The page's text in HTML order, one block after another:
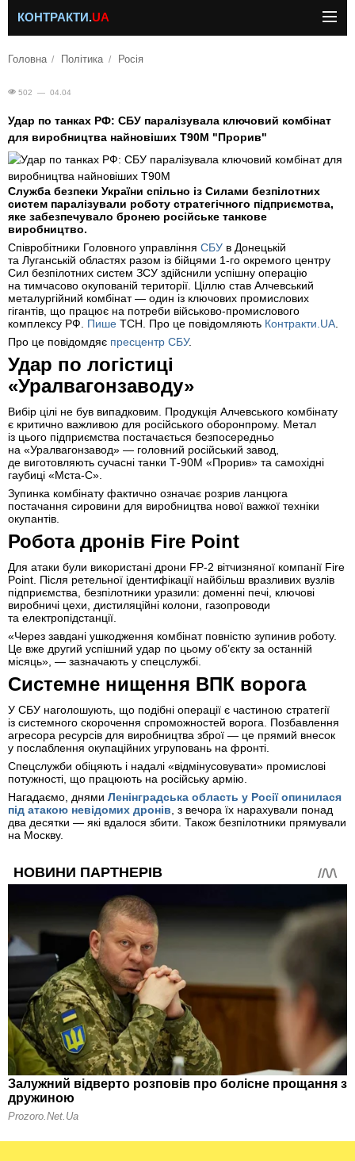
КОНТРАКТИ.UA
Головна Політика Росія
502 — 04.04
Удар по танках РФ: СБУ паралізувала ключовий комбінат
для виробництва найновіших Т90М "Прорив"
Служба безпеки України спільно із Силами безпілотних
систем паралізували роботу стратегічного підприємства,
яке забезпечувало бронею російське танкове
виробництво.
Співробітники Головного управління СБУ в Донецькій
та Луганській областях разом із бійцями 1-го окремого центру
Сил безпілотних систем ЗСУ здійснили успішну операцію
на тимчасово окупованій території. Ціллю став Алчевський
металургійний комбінат — один із ключових промислових
гігантів, що працює на потреби військово-промислового
комплексу РФ. Пише ТСН. Про це повідомляють Контракти.UA
Про це повідомдяє пресцентр СБУ.
Удар по логістиці
«Уралвагонзаводу»
Вибір цілі не був випадковим. Продукція Алчевського комбінату
є критично важливою для російського оборонпрому. Метал
із цього підприємства постачається безпосередньо
на «Уралвагонзавод» — головний російський завод,
де виготовляють сучасні танки Т-90М «Прорив» та самохідні
гаубиці «Мста-С».
Зупинка комбінату фактично означає розрив ланцюга
постачання сировини для виробництва нової важкої техніки
окупантів.
Робота дронів Fire Point
Для атаки були використані дрони FP-2 вітчизняної компанії Fire
Point. Після ретельної ідентифікації найбільш вразливих вузлів
підприємства, безпілотники уразили: доменні печі, ключові
виробничі цехи, дистиляційні колони, газопроводи
та електропідстанції.
«Через завдані ушкодження комбінат повністю зупинив роботу.
Це вже другий успішний удар по цьому об’єкту за останній
місяць», — зазначають у спецслужбі.
Системне нищення ВПК ворога
У СБУ наголошують, що подібні операції є частиною стратегії
із системного скорочення спроможностей ворога. Позбавлення
агресора ресурсів для виробництва зброї — це прямий внесок
у послаблення окупаційних угруповань на фронті.
Спецслужби обіцяють і надалі «відмінусовувати» промислові
потужності, що працюють на російську армію.
Нагадаємо, днями Ленінградська область у Росії опинилася
під атакою невідомих дронів , з вечора їх нарахували понад
два десятки — які вдалося збити. Також безпілотники прямували
на Москву.